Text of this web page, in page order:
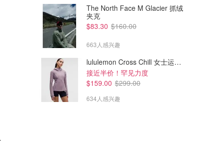
The North Face M Glacier 抓绒
夹克
$83.30 $160.00
663人感兴趣
lululemon Cross Chill 女士运动外套
接近半价！罕见力度
$159.00 $299.00
634人感兴趣